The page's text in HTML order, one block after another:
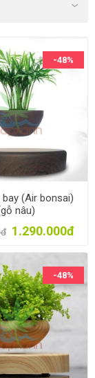
-48%
bay (Air bonsai)
nâu)
1.290.000đ
-48%